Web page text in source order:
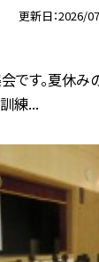
更新日 2026/
です。夏休み
練...